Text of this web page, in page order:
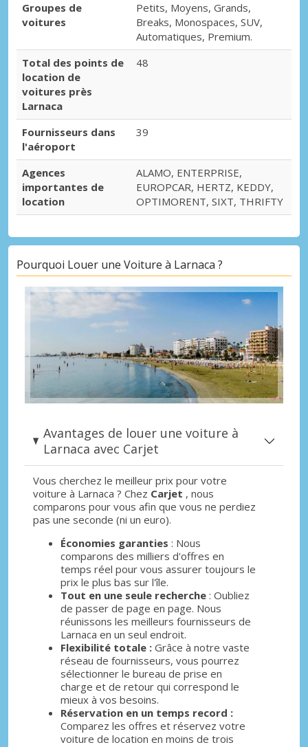
Groupes de
voitures
Petits, Moyens, Grands,
Breaks, Monospaces, SUV,
Automatiques, Premium.
Total des points de
location de
voitures près
Larnaca
48
Fournisseurs dans
l'aéroport
39
Agences
importantes de
location
ALAMO, ENTERPRISE,
EUROPCAR, HERTZ, KEDDY,
OPTIMORENT, SIXT, THRIFTY
Pourquoi Louer une Voiture à Larnaca ?
Avantages de louer une voiture à
Larnaca avec Carjet
Vous cherchez le meilleur prix pour votre
voiture à Larnaca ? Chez Carjet , nous
comparons pour vous afin que vous ne perdiez
pas une seconde (ni un euro).
Économies garanties : Nous
comparons des milliers d'offres en
temps réel pour vous assurer toujours le
prix le plus bas sur l'île.
Tout en une seule recherche : Oubliez
de passer de page en page. Nous
réunissons les meilleurs fournisseurs de
Larnaca en un seul endroit.
Flexibilité totale : Grâce à notre vaste
réseau de fournisseurs, vous pourrez
sélectionner le bureau de prise en
charge et de retour qui correspond le
mieux à vos besoins.
Réservation en un temps record :
Comparez les offres et réservez votre
voiture de location en moins de trois